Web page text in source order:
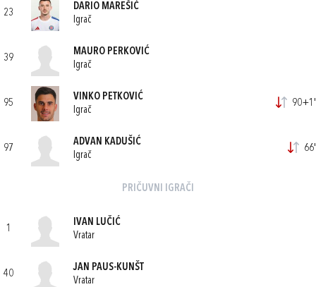
23
DARIO MAREŠIĆ
Igrač
39
MAURO PERKOVIĆ
Igrač
95
VINKO PETKOVIĆ
Igrač
90+1'
97
ADVAN KADUŠIĆ
Igrač
66'
PRIČUVNI IGRAČI
1
IVAN LUČIĆ
Vratar
40
JAN PAUS-KUNŠT
Vratar